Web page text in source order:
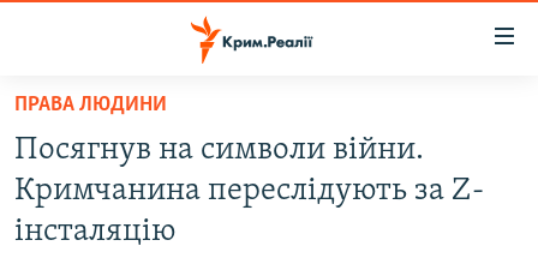
Перейти
основного
матеріалу
Перейти
до
ВОДА.КРИМ
ВІДЕО ТА ФОТО
ПРАВА ЛЮДИНИ
Посягнув на символи війни.
Кримчанина переслідують за Z-
інсталяцію